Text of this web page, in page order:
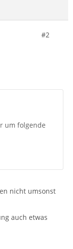
#2
um folgende
Software):
Problemen):
nicht umsonst
auch etwas